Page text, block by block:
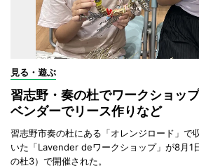
見る・遊ぶ
習志野・奏の杜でワークショッ
ベンダーでリース作りなど
習志野市奏の杜にある「オレンジロード」で
いた「Lavender deワークショップ」が8月1
の杜3）で開催された。